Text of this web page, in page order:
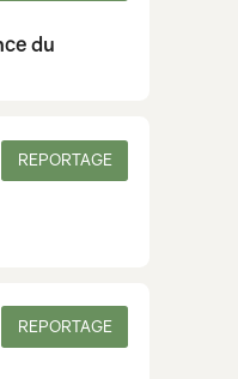
du
REPORTAGE
REPORTAGE